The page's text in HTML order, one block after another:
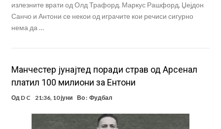
излезните врати од Олд Трафорд. Маркус Рашфорд, Џејдон
Санчо и Антони се некои од играчите кои речиси сигурно
нема да …
Манчестер јунајтед поради страв од Арсенал
платил 100 милиони за Ентони
Од D C 21:36, 10 јуни Во : Фудбал